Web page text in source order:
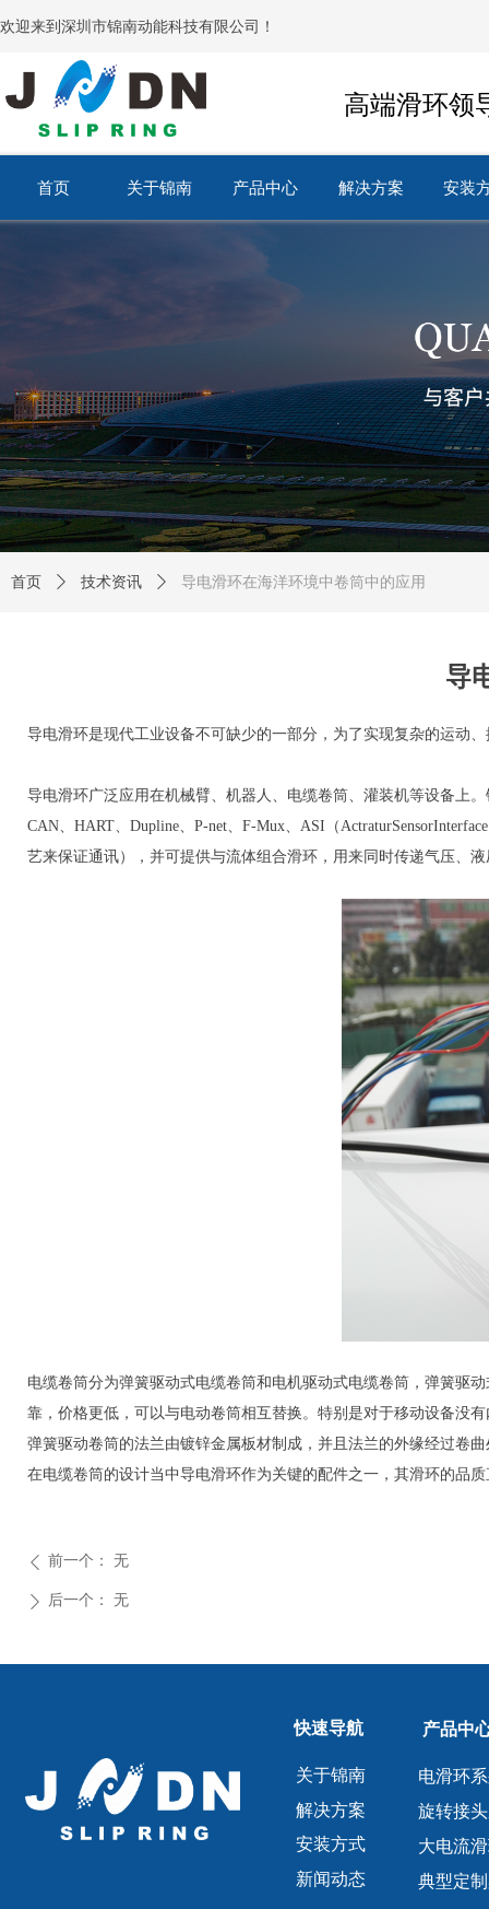
首页 关于锦南 产品中心
产品中心
解决方案 安装
高端滑环领
欢迎来到深圳市锦南动能科技有限公司！
导
导电滑环是现代工业设备不可缺少的一部分，为了实现复杂的运动
导电滑环广泛应用在机械臂、机器人、电缆卷筒、灌装机等设备上
CAN、HART、Dupline、P-net、F-Mux、ASI（
艺来保证通讯），并可提供与流体组合滑环，用来同时传递气压、
电缆卷筒分为弹簧驱动式电缆卷筒和电机驱动式电缆卷筒，弹簧驱
靠，价格更低，可以与电动卷筒相互替换。特别是对于移动设备没
弹簧驱动卷筒的法兰由镀锌金属板材制成，并且法兰的外缘经过卷
在电缆卷筒的设计当中导电滑环作为关键的配件之一，其滑环的品
首页 ꄲ 技术资讯 ꄲ 导电滑环在海洋环境中卷筒中的应用
ꄴ 前一个： 无
ꄲ 后一个： 无
电滑环
旋转接
大电流
典型定
关于锦南
解决方案
安装方式
新闻动态
快速导航 产品中